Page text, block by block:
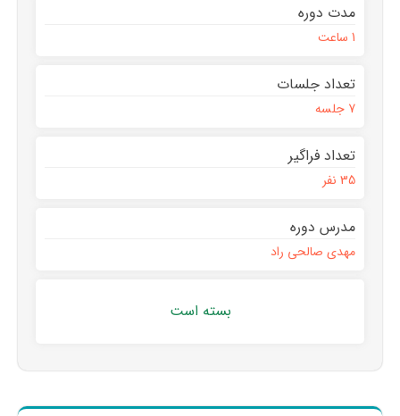
مدت دوره
1 ساعت
تعداد جلسات
7 جلسه
تعداد فراگیر
35 نفر
مدرس دوره
مهدی صالحی راد
بسته است